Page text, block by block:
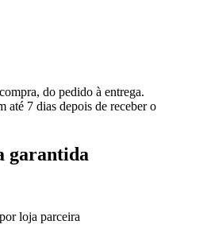
do pedido à entrega.
até 7 dias depois de receber o
garantida
loja parceira